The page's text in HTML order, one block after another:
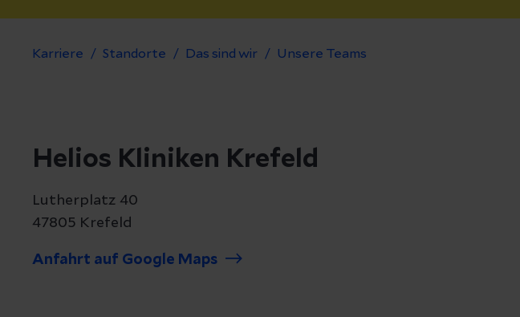
Karriere Standorte Das sind wir Unsere Teams
Helios Kliniken Krefeld
Lutherplatz 40
47805 Krefeld
Anfahrt auf Google Maps